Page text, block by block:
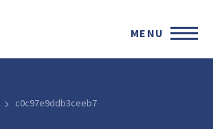
MENU
c0c97e9ddb3ceeb7